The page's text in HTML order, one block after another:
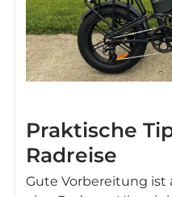
Praktische
Radreise
Gute Vorbereitung ist